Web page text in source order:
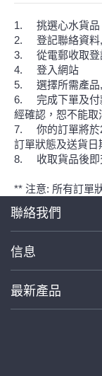
1.
挑選心水貨
2.
登記聯絡資
3.
從電郵收取
4.
登入網站
5.
選擇所需產
6.
完成下單及
經確認，恕不能取
7. 你的訂單將於2
訂單狀態及送貨日
8. 收取貨品後即
** 注意: 所有訂單
聯絡我們
信息
最新產品